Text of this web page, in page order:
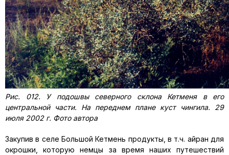
Рис. 012. У подошвы северного склона Кетменя в его
центральной части. На переднем плане куст чингила. 29
июля 2002 г. Фото автора
Закупив в селе Большой Кетмень продукты, в т.ч. айран для
окрошки, которую немцы за время наших путешествий